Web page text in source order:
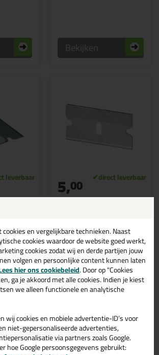
Bekijken
(10 Stanley Reservemessen
Stanley
5,00
Bekijken
en vergelijkbare technieken. Naast
cookies waardoor de website goed werkt,
cookies zodat wij en derde partijen jouw
volgen en persoonlijke content kunnen laten
hier ons cookiebeleid. Door op "Cookies
ga je akkoord met alle cookies. Indien je kiest
we alleen functionele en analytische
wij cookies en mobiele advertentie-ID’s voor
niet-gepersonaliseerde advertenties,
via partners zoals Google.
hoe Google persoonsgegevens gebruikt: